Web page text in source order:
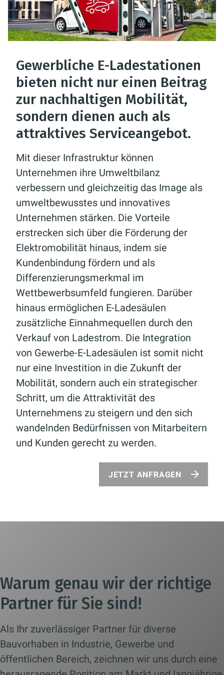
Gewerbliche E-Ladestationen
bieten nicht nur einen Beitrag
zur nachhaltigen Mobilität,
sondern dienen auch als
attraktives Serviceangebot.
Mit dieser Infrastruktur können
Unternehmen ihre Umweltbilanz
verbessern und gleichzeitig das Image als
umweltbewusstes und innovatives
Unternehmen stärken. Die Vorteile
erstrecken sich über die Förderung der
Elektromobilität hinaus, indem sie
Kundenbindung fördern und als
Differenzierungsmerkmal im
Wettbewerbsumfeld fungieren. Darüber
hinaus ermöglichen E-Ladesäulen
zusätzliche Einnahmequellen durch den
Verkauf von Ladestrom. Die Integration
von Gewerbe-E-Ladesäulen ist somit nicht
nur eine Investition in die Zukunft der
Mobilität, sondern auch ein strategischer
Schritt, um die Attraktivität des
Unternehmens zu steigern und den sich
wandelnden Bedürfnissen von Mitarbeitern
und Kunden gerecht zu werden.
JETZT ANFRAGEN
Warum genau wir der richtige
Partner für Sie sind!
Als Ihr zuverlässiger Partner für diverse
Bauvorhaben in Industrie, Gewerbe und
öffentlichen Bereich, zeichnen wir uns durch eine